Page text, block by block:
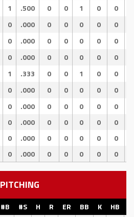
1 .500 0 0 1 0 0
0 .000 0 0 0 0 0
0 .000 0 0 0 0 0
0 .000 0 0 0 0 0
1 .333 0 0 1 0 0
0 .000 0 0 0 0 0
0 .000 0 0 0 0 0
0 .000 0 0 0 0 0
0 .000 0 0 0 0 0
0 .000 0 0 0 0 0
PITCHING
#B #S H R ER BB K HB